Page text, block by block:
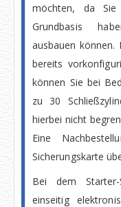
möchten, da
Grundbasis
ausbauen
bereits
können Sie bei
zu 30
hierbei nicht
Eine
Sicherungskarte
Bei dem
einseitig